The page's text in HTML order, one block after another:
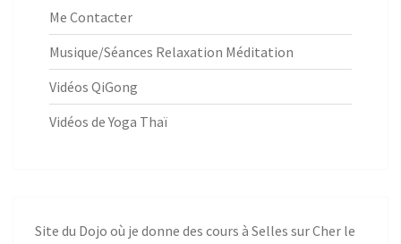
Me Contacter
Musique/Séances Relaxation Méditation
Vidéos QiGong
Vidéos de Yoga Thaï
Site du Dojo où je donne des cours à Selles sur Cher le